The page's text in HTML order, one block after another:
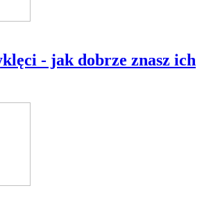
- jak dobrze znasz ich